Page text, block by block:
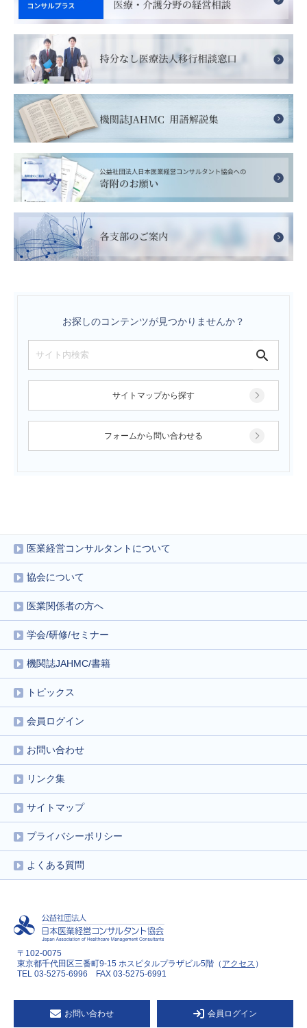
お探しのコンテンツが見つかりませんか？
サイトマップから探す
フォームから問い合わせる
医業経営コンサルタントについて
協会について
医業関係者の方へ
学会/研修/セミナー
機関誌JAHMC/書籍
トピックス
会員ログイン
お問い合わせ
リンク集
サイトマップ
プライバシーポリシー
よくある質問
〒102-0075
東京都千代田区三番町9-15 ホスピタルプラザビル5階（ アクセス ）
TEL 03-5275-6996 FAX 03-5275-6991
お問い合わせ 会員ログイン